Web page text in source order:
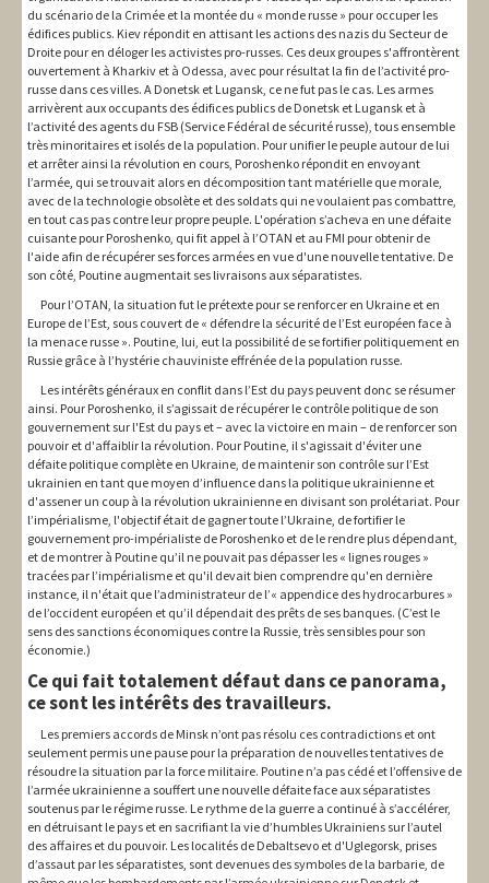
du scénario de la Crimée et la montée du « monde russe » pour occuper les
édifices publics. Kiev répondit en attisant les actions des nazis du Secteur de
Droite pour en déloger les activistes pro-russes. Ces deux groupes s'affrontèrent
ouvertement à Kharkiv et à Odessa, avec pour résultat la fin de l’activité pro-
russe dans ces villes. A Donetsk et Lugansk, ce ne fut pas le cas. Les armes
arrivèrent aux occupants des édifices publics de Donetsk et Lugansk et à
l’activité des agents du FSB (Service Fédéral de sécurité russe), tous ensemble
très minoritaires et isolés de la population. Pour unifier le peuple autour de lui
et arrêter ainsi la révolution en cours, Poroshenko répondit en envoyant
l’armée, qui se trouvait alors en décomposition tant matérielle que morale,
avec de la technologie obsolète et des soldats qui ne voulaient pas combattre,
en tout cas pas contre leur propre peuple. L'opération s’acheva en une défaite
cuisante pour Poroshenko, qui fit appel à l’OTAN et au FMI pour obtenir de
l'aide afin de récupérer ses forces armées en vue d'une nouvelle tentative. De
son côté, Poutine augmentait ses livraisons aux séparatistes.
Pour l’OTAN, la situation fut le prétexte pour se renforcer en Ukraine et en
Europe de l’Est, sous couvert de « défendre la sécurité de l’Est européen face à
la menace russe ». Poutine, lui, eut la possibilité de se fortifier politiquement en
Russie grâce à l’hystérie chauviniste effrénée de la population russe.
Les intérêts généraux en conflit dans l’Est du pays peuvent donc se résumer
ainsi. Pour Poroshenko, il s’agissait de récupérer le contrôle politique de son
gouvernement sur l'Est du pays et – avec la victoire en main – de renforcer son
pouvoir et d'affaiblir la révolution. Pour Poutine, il s'agissait d'éviter une
défaite politique complète en Ukraine, de maintenir son contrôle sur l’Est
ukrainien en tant que moyen d’influence dans la politique ukrainienne et
d'assener un coup à la révolution ukrainienne en divisant son prolétariat. Pour
l’impérialisme, l'objectif était de gagner toute l’Ukraine, de fortifier le
gouvernement pro-impérialiste de Poroshenko et de le rendre plus dépendant,
et de montrer à Poutine qu’il ne pouvait pas dépasser les « lignes rouges »
tracées par l’impérialisme et qu'il devait bien comprendre qu'en dernière
instance, il n'était que l’administrateur de l’« appendice des hydrocarbures »
de l’occident européen et qu’il dépendait des prêts de ses banques. (C’est le
sens des sanctions économiques contre la Russie, très sensibles pour son
économie.)
Ce qui fait totalement défaut dans ce panorama,
ce sont les intérêts des travailleurs.
Les premiers accords de Minsk n’ont pas résolu ces contradictions et ont
seulement permis une pause pour la préparation de nouvelles tentatives de
résoudre la situation par la force militaire. Poutine n’a pas cédé et l’offensive de
l’armée ukrainienne a souffert une nouvelle défaite face aux séparatistes
soutenus par le régime russe. Le rythme de la guerre a continué à s’accélérer,
en détruisant le pays et en sacrifiant la vie d’humbles Ukrainiens sur l’autel
des affaires et du pouvoir. Les localités de Debaltsevo et d'Uglegorsk, prises
d’assaut par les séparatistes, sont devenues des symboles de la barbarie, de